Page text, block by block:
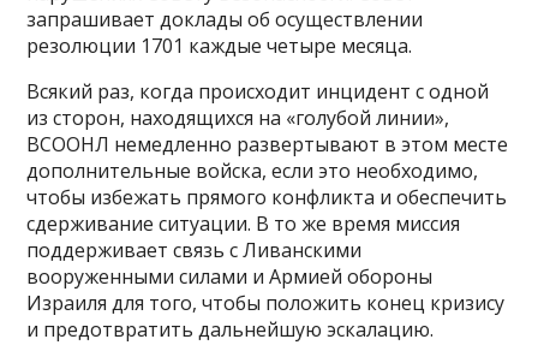
запрашивает доклады об осуществлении
резолюции 1701 каждые четыре месяца.
Всякий раз, когда происходит инцидент с одной
из сторон, находящихся на «голубой линии»,
ВСООНЛ немедленно развертывают в этом месте
дополнительные войска, если это необходимо,
чтобы избежать прямого конфликта и обеспечить
сдерживание ситуации. В то же время миссия
поддерживает связь с Ливанскими
вооруженными силами и Армией обороны
Израиля для того, чтобы положить конец кризису
и предотвратить дальнейшую эскалацию.